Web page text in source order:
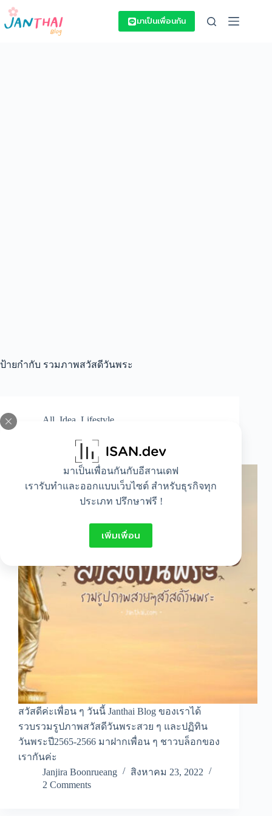
Skip
content
มาเป็นเพื่อนกันกับอีสานเดฟ
เรารับทำและออกแบบเว็บไซต์ สำหรับธุรกิจทุก
ประเภท ปรึกษาฟรี !
เพิ่มเพื่อน
มาเป็นเพื่อนกัน
ป้ายกำกับ รวมภาพสวัสดีวันพระ
All Idea Lifestyle
สวัสดีวันพระ รวมรูปภาพสวัสดีวันพระสวย ๆ
สวัสดีค่ะเพื่อน ๆ วันนี้ Janthai Blog ของเราได้
รวบรวมรูปภาพสวัสดีวันพระสวย ๆ และปฏิทิน
วันพระปี2565-2566 มาฝากเพื่อน ๆ ชาวบล็อกของ
เรากันค่ะ
Janjira Boonrueang
สิงหาคม 23, 2022
2 Comments